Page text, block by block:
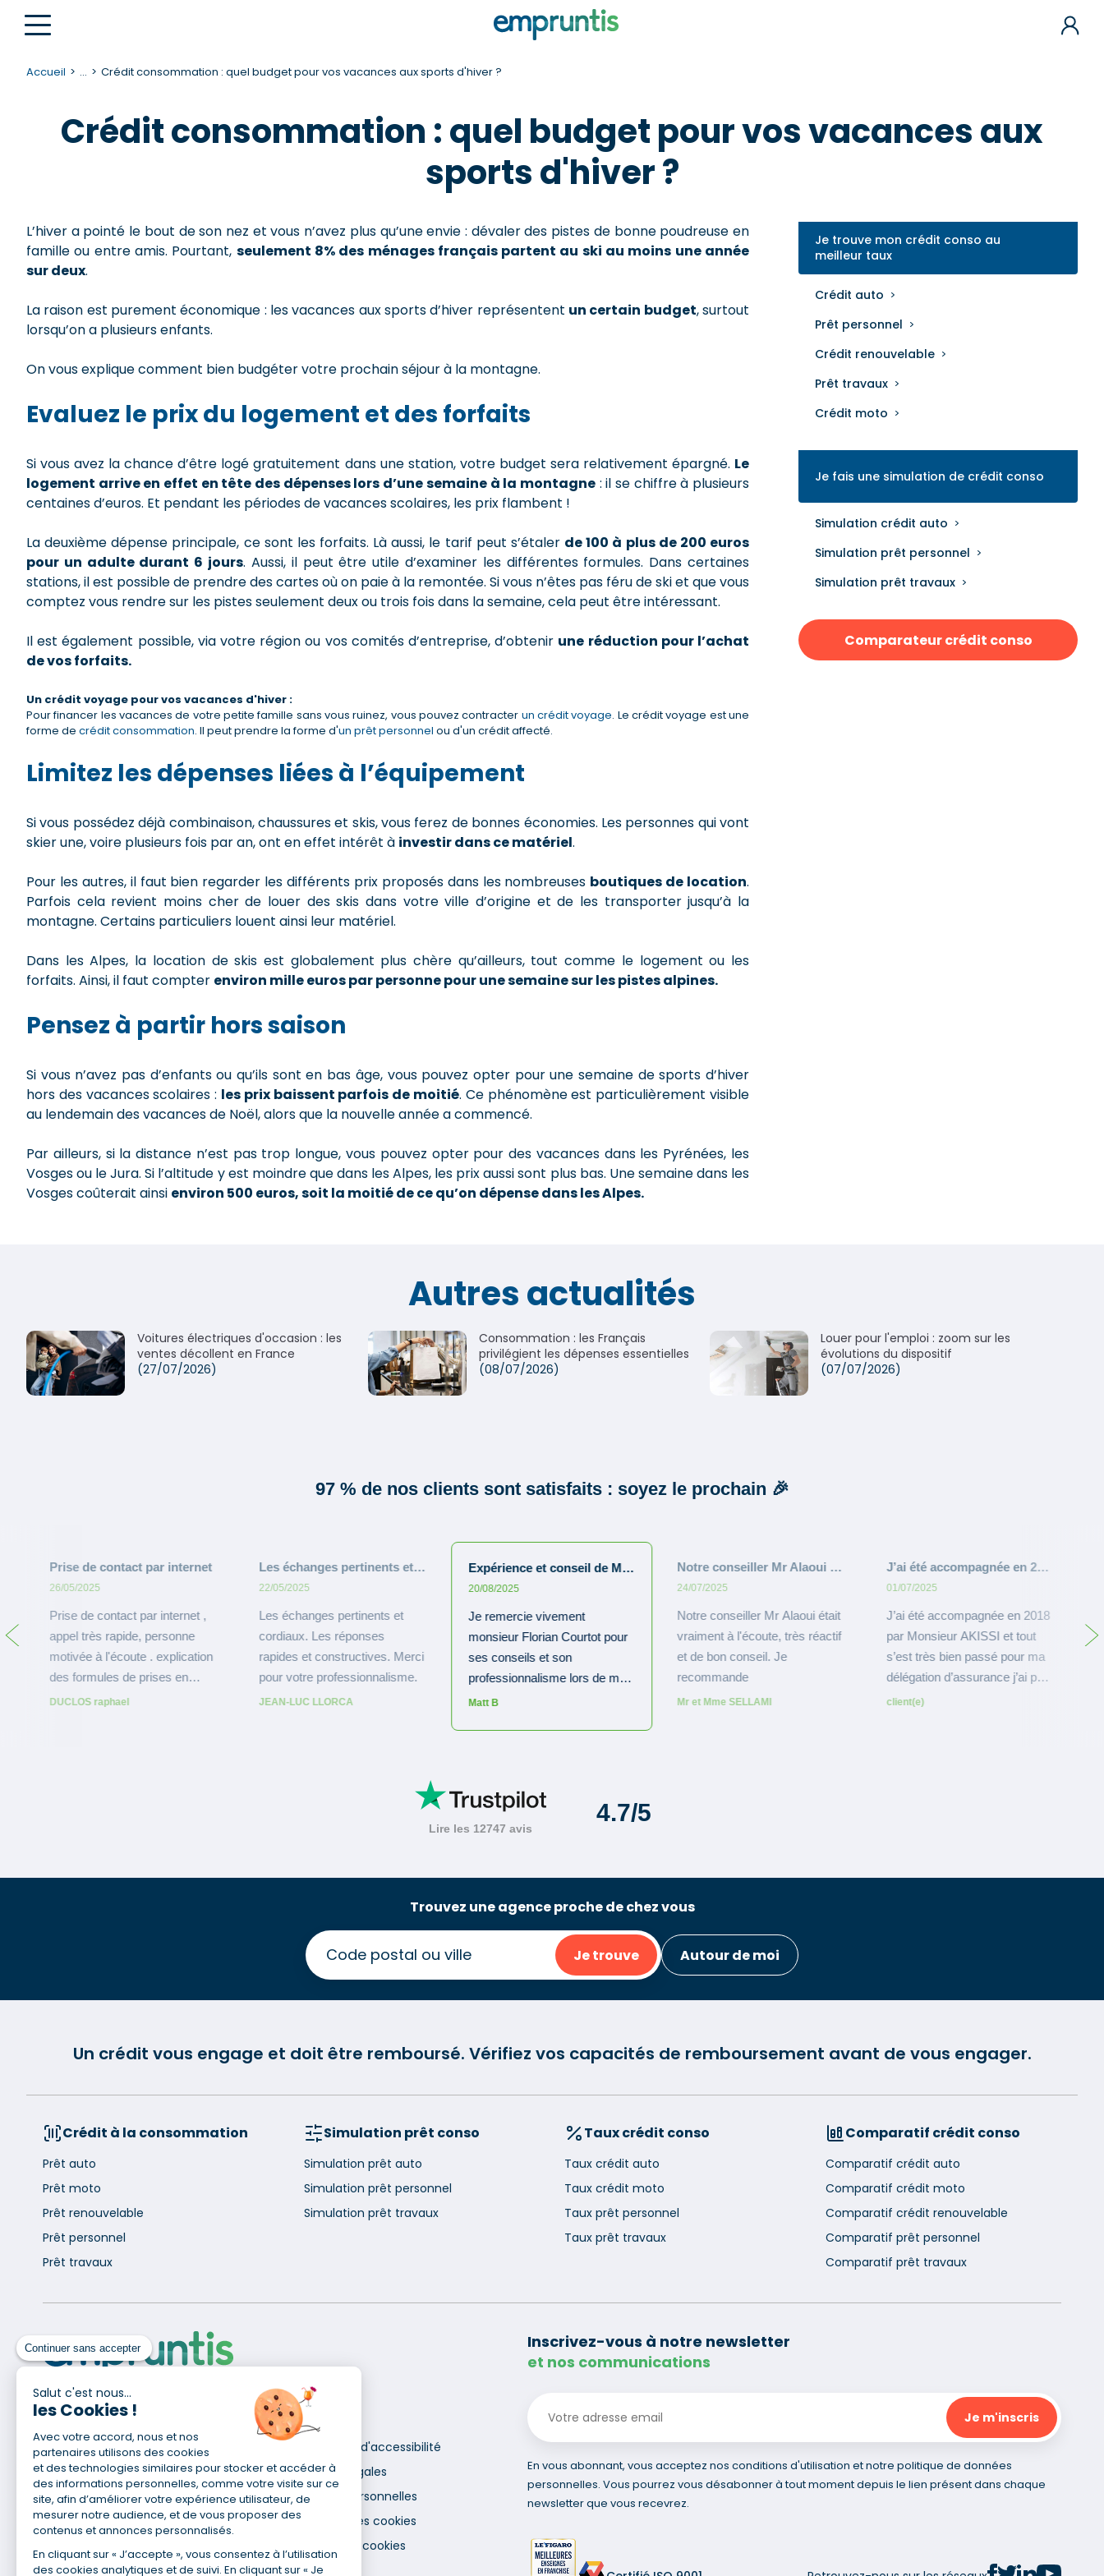
Continuer sans accepter
Salut c'est nous...
les Cookies !
Avec votre accord, nous et nos
partenaires utilisons des cookies
et des technologies similaires pour stocker et accéder à
des informations personnelles, comme votre visite sur ce
site, afin d’améliorer votre expérience utilisateur, de
mesurer notre audience, et de vous proposer des
contenus et annonces personnalisés.
En cliquant sur « J’accepte », vous consentez à l’utilisation
des cookies analytiques et de suivi. En cliquant sur « Je
Accueil ... Crédit consommation : quel budget pour vos vacances aux sports d'hiver ?
Crédit consommation : quel budget pour vos vacances aux
sports d'hiver ?
L’hiver a pointé le bout de son nez et vous n’avez plus qu’une envie : dévaler des pistes de bonne poudreuse en
famille ou entre amis. Pourtant, seulement 8% des ménages français partent au ski au moins une année
sur deux.
La raison est purement économique : les vacances aux sports d’hiver représentent un certain budget, surtout
lorsqu’on a plusieurs enfants.
On vous explique comment bien budgéter votre prochain séjour à la montagne.
Evaluez le prix du logement et des forfaits
Si vous avez la chance d’être logé gratuitement dans une station, votre budget sera relativement épargné. Le
logement arrive en effet en tête des dépenses lors d’une semaine à la montagne: il se chiffre à plusieurs
centaines d’euros. Et pendant les périodes de vacances scolaires, les prix flambent !
La deuxième dépense principale, ce sont les forfaits. Là aussi, le tarif peut s’étaler de 100 à plus de 200 euros
pour un adulte durant 6 jours. Aussi, il peut être utile d’examiner les différentes formules. Dans certaines
stations, il est possible de prendre des cartes où on paie à la remontée. Si vous n’êtes pas féru de ski et que vous
comptez vous rendre sur les pistes seulement deux ou trois fois dans la semaine, cela peut être intéressant.
Il est également possible, via votre région ou vos comités d’entreprise, d’obtenir une réduction pour l’achat
de vos forfaits.
Un crédit voyage pour vos vacances d'hiver :
Pour financer les vacances de votre petite famille sans vous ruinez, vous pouvez contracter un crédit voyage. Le crédit voyage est une
forme de crédit consommation. Il peut prendre la forme d'un prêt personnel ou d'un crédit affecté.
Limitez les dépenses liées à l’équipement
Si vous possédez déjà combinaison, chaussures et skis, vous ferez de bonnes économies. Les personnes qui vont
skier une, voire plusieurs fois par an, ont en effet intérêt à investir dans ce matériel.
Pour les autres, il faut bien regarder les différents prix proposés dans les nombreuses boutiques de location.
Parfois cela revient moins cher de louer des skis dans votre ville d’origine et de les transporter jusqu’à la
montagne. Certains particuliers louent ainsi leur matériel.
Dans les Alpes, la location de skis est globalement plus chère qu’ailleurs, tout comme le logement ou les
forfaits. Ainsi, il faut compter environ mille euros par personne pour une semaine sur les pistes alpines.
Pensez à partir hors saison
Si vous n’avez pas d’enfants ou qu’ils sont en bas âge, vous pouvez opter pour une semaine de sports d’hiver
hors des vacances scolaires : les prix baissent parfois de moitié. Ce phénomène est particulièrement visible
au lendemain des vacances de Noël, alors que la nouvelle année a commencé.
Par ailleurs, si la distance n’est pas trop longue, vous pouvez opter pour des vacances dans les Pyrénées, les
Vosges ou le Jura. Si l’altitude y est moindre que dans les Alpes, les prix aussi sont plus bas. Une semaine dans les
Vosges coûterait ainsi environ 500 euros, soit la moitié de ce qu’on dépense dans les Alpes.
Je trouve mon crédit conso au
meilleur taux
Crédit auto
Prêt personnel
Crédit renouvelable
Prêt travaux
Crédit moto
Je fais une simulation de crédit conso
Simulation crédit auto
Simulation prêt personnel
Simulation prêt travaux
Comparateur crédit conso
Autres actualités
Voitures électriques d'occasion : les
ventes décollent en France
(27/07/2026)
Consommation : les Français
privilégient les dépenses essentielles
(08/07/2026)
Louer pour l'emploi : zoom sur les
évolutions du dispositif
(07/07/2026)
Trouvez une agence proche de chez vous
Je trouve Autour de moi
Un crédit vous engage et doit être remboursé. Vérifiez vos capacités de remboursement avant de vous engager.
Crédit à la consommation
Prêt auto
Prêt moto
Prêt renouvelable
Prêt personnel
Prêt travaux
Simulation prêt conso
Simulation prêt auto
Simulation prêt personnel
Simulation prêt travaux
Taux crédit conso
Taux crédit auto
Taux crédit moto
Taux prêt personnel
Taux prêt travaux
Comparatif crédit conso
Comparatif crédit auto
Comparatif crédit moto
Comparatif crédit renouvelable
Comparatif prêt personnel
Comparatif prêt travaux
Pour en savoir plus
Qui sommes-nous ?
Site du Groupe
Nos agences
Nous contacter
Recrutement
Déclaration d'accessibilité
Mentions légales
Données personnelles
Utilisation des cookies
Gestion des cookies
Inscrivez-vous à notre newsletter
et nos communications
En vous abonnant, vous acceptez nos conditions d'utilisation et notre politique de données
personnelles. Vous pourrez vous désabonner à tout moment depuis le lien présent dans chaque
newsletter que vous recevrez.